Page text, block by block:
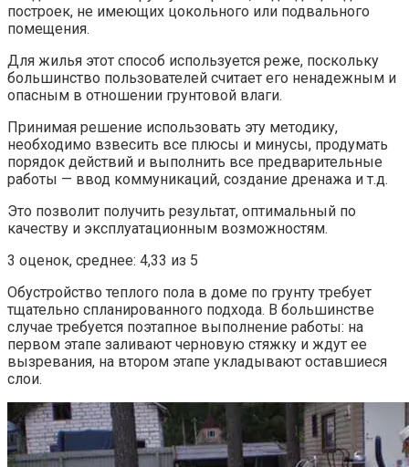
построек, не имеющих цокольного или подвального
помещения.
Для жилья этот способ используется реже, поскольку
большинство пользователей считает его ненадежным и
опасным в отношении грунтовой влаги.
Принимая решение использовать эту методику,
необходимо взвесить все плюсы и минусы, продумать
порядок действий и выполнить все предварительные
работы — ввод коммуникаций, создание дренажа и т.д.
Это позволит получить результат, оптимальный по
качеству и эксплуатационным возможностям.
3 оценок, среднее: 4,33 из 5
Обустройство теплого пола в доме по грунту требует
тщательно спланированного подхода. В большинстве
случае требуется поэтапное выполнение работы: на
первом этапе заливают черновую стяжку и ждут ее
вызревания, на втором этапе укладывают оставшиеся
слои.